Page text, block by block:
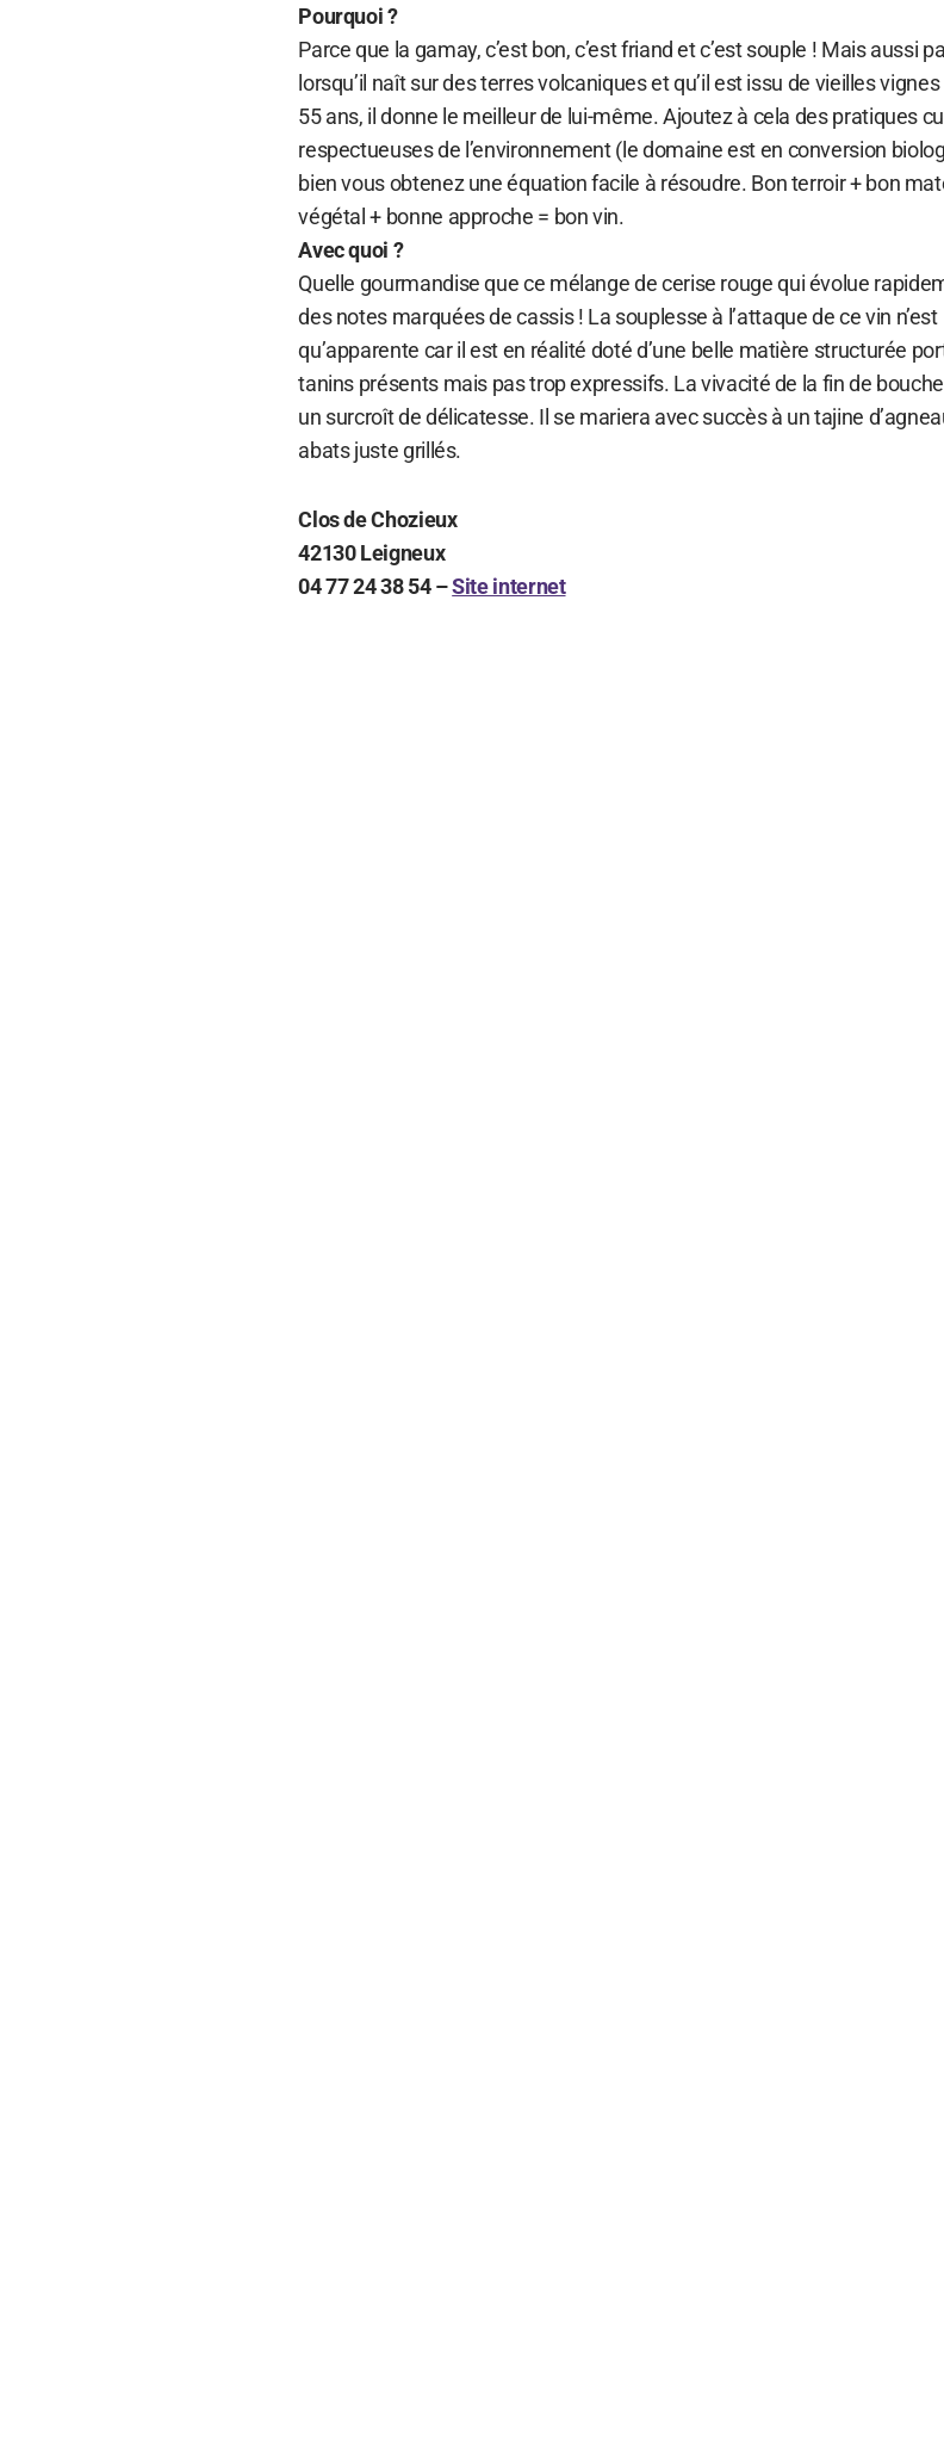
Pourquoi ?
Parce que la gamay, c’est bon, c’est friand et c’est souple ! Mais aussi
lorsqu’il naît sur des terres volcaniques et qu’il est issu de vieilles
55 ans, il donne le meilleur de lui-même. Ajoutez à cela des pratiques
respectueuses de l’environnement (le domaine est en conversion
bien vous obtenez une équation facile à résoudre. Bon terroir + bon
végétal + bonne approche = bon vin.
Avec quoi ?
Quelle gourmandise que ce mélange de cerise rouge qui évolue
des notes marquées de cassis ! La souplesse à l’attaque de ce vin n’est
qu’apparente car il est en réalité doté d’une belle matière structurée
tanins présents mais pas trop expressifs. La vivacité de la fin de
un surcroît de délicatesse. Il se mariera avec succès à un tajine
abats juste grillés.
Clos de Chozieux
42130 Leigneux
04 77 24 38 54 –Site internet